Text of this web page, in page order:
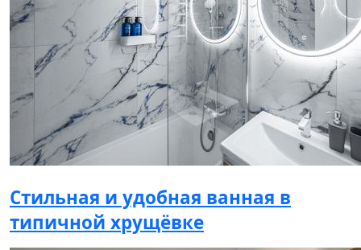
Стильная и удобная ванная в
типичной хрущёвке